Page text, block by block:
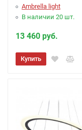
Ambrella light
В наличии 20 шт.
13 460 руб.
Купить